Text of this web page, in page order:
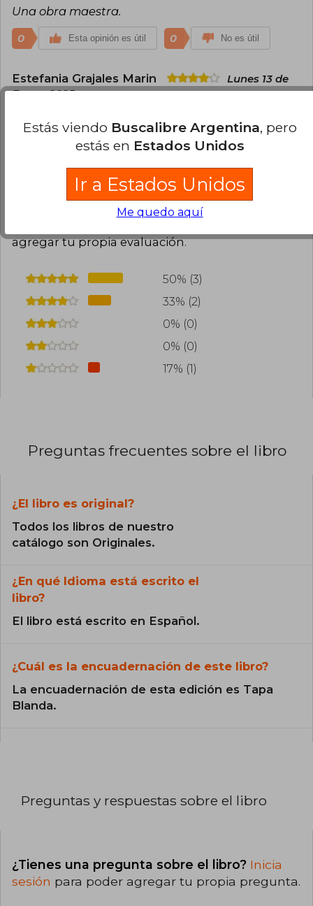
Una obra maestra.
0 Esta opinión es útil 0 No es útil
Estefania Grajales Marin
Lunes 13 de
Enero, 2025
LLEGÓ EN BUENAS CONDICIONES
Esta opinión es útil 0 No es útil
Cargar más opiniones del libro
agregar tu propia evaluación.
50% (3)
33% (2)
0% (0)
0% (0)
17% (1)
Preguntas frecuentes sobre el libro
¿El libro es original?
Todos los libros de nuestro
catálogo son Originales.
¿En qué Idioma está escrito el
libro?
El libro está escrito en Español.
¿Cuál es la encuadernación de este libro?
La encuadernación de esta edición es Tapa
Blanda.
Preguntas y respuestas sobre el libro
¿Tienes una pregunta sobre el libro? Inicia
sesión para poder agregar tu propia pregunta.
Estás viendo Buscalibre Argentina, pero
estás en Estados Unidos
Ir a Estados Unidos
Me quedo aquí